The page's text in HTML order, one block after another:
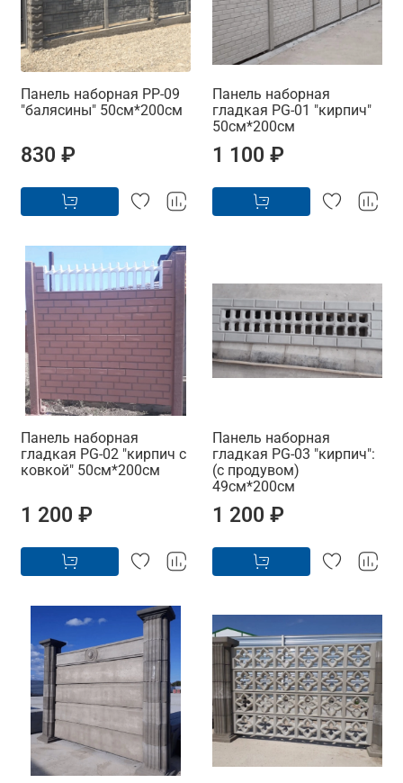
Панель наборная PP-09
"балясины" 50см*200см
830 ₽
Панель наборная
гладкая PG-01 "кирпич"
50см*200см
1 100 ₽
Панель наборная
гладкая PG-02 "кирпич с
ковкой" 50см*200см
1 200 ₽
Панель наборная
гладкая PG-03 "кирпич":
(с продувом)
49см*200см
1 200 ₽